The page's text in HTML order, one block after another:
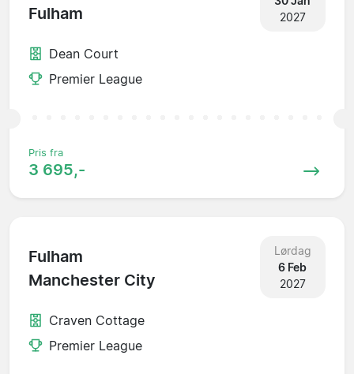
Fulham
2027
Dean Court
Premier League
Pris fra
3 695,-
Fulham
Manchester City
Lørdag
6 Feb
2027
Craven Cottage
Premier League